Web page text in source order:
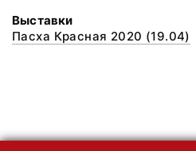
Выставки
Пасха Красная 2020 (19.04)